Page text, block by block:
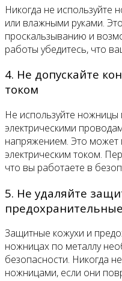
Никогда не используйте
или влажными руками.
проскальзыванию и
работы убедитесь, что
4. Не допускайте
током
Не используйте ножницы
электрическими
напряжением. Это может
электрическим током.
что вы работаете в
5. Не удаляйте
Защитные кожухи и
ножницах по металлу
безопасности. Никогда
ножницами, если они